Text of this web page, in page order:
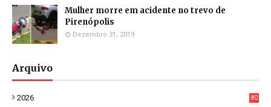
Mulher morre em acidente no trevo de
Pirenópolis
Dezembro 31, 2019
Arquivo
2026
80